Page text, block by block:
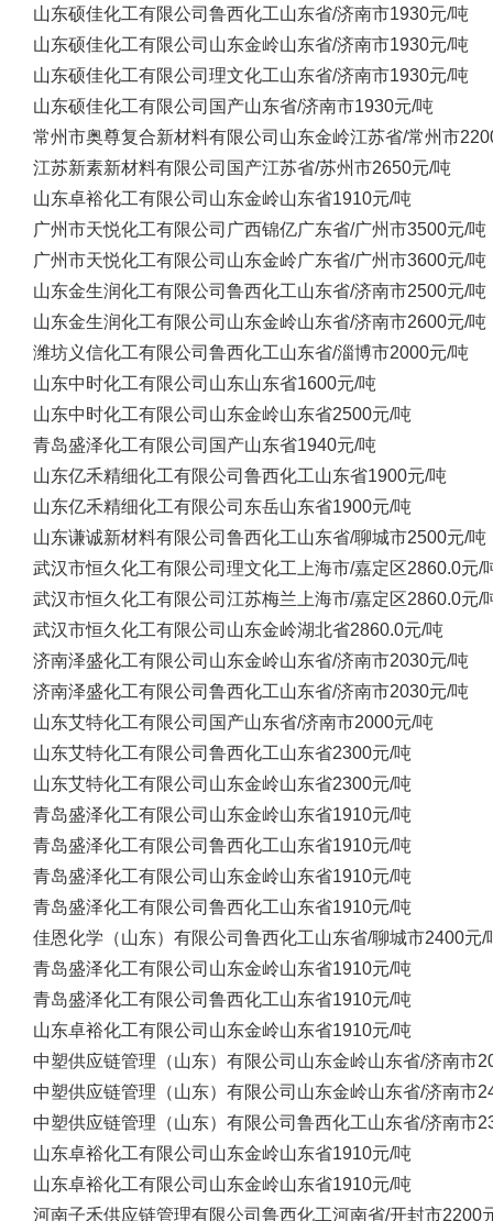
山东硕佳化工有限公司 鲁西化工山东省/济南市1930元/吨
山东硕佳化工有限公司 山东金岭山东省/济南市1930元/吨
山东硕佳化工有限公司 理文化工山东省/济南市1930元/吨
山东硕佳化工有限公司 国产山东省/济南市1930元/吨
常州市奥尊复合新材料有限公司 山东金岭江苏省/常州市
江苏新素新材料有限公司 国产江苏省/苏州市2650元/吨
山东卓裕化工有限公司 山东金岭山东省1910元/吨
广州市天悦化工有限公司 广西锦亿广东省/广州市3500元/吨
广州市天悦化工有限公司 山东金岭广东省/广州市3600元/吨
山东金生润化工有限公司 鲁西化工山东省/济南市2500元/吨
山东金生润化工有限公司 山东金岭山东省/济南市2600元/吨
潍坊义信化工有限公司 鲁西化工山东省/淄博市2000元/吨
山东中时化工有限公司 山东山东省1600元/吨
山东中时化工有限公司 山东金岭山东省2500元/吨
青岛盛泽化工有限公司 国产山东省1940元/吨
山东亿禾精细化工有限公司 鲁西化工山东省1900元/吨
山东亿禾精细化工有限公司 东岳山东省1900元/吨
山东谦诚新材料有限公司 鲁西化工山东省/聊城市2500元/吨
武汉市恒久化工有限公司 理文化工 上海市/嘉定区2860.0元/
武汉市恒久化工有限公司 江苏梅兰 上海市/嘉定区2860.0元/
武汉市恒久化工有限公司 山东金岭湖北省2860.0元/吨
济南泽盛化工有限公司 山东金岭山东省/济南市2030元/吨
济南泽盛化工有限公司 鲁西化工山东省/济南市2030元/吨
山东艾特化工有限公司 国产山东省/济南市2000元/吨
山东艾特化工有限公司 鲁西化工山东省2300元/吨
山东艾特化工有限公司 山东金岭山东省2300元/吨
青岛盛泽化工有限公司 山东金岭山东省1910元/吨
青岛盛泽化工有限公司 鲁西化工山东省1910元/吨
青岛盛泽化工有限公司 山东金岭山东省1910元/吨
青岛盛泽化工有限公司 鲁西化工山东省1910元/吨
佳恩化学（山东）有限公司 鲁西化工山东省/聊城市2400元/
青岛盛泽化工有限公司 山东金岭山东省1910元/吨
青岛盛泽化工有限公司 鲁西化工山东省1910元/吨
山东卓裕化工有限公司 山东金岭山东省1910元/吨
中塑供应链管理（山东）有限公司 山东金岭山东省/济南市
中塑供应链管理（山东）有限公司 山东金岭山东省/济南市
中塑供应链管理（山东）有限公司 鲁西化工山东省/济南市
山东卓裕化工有限公司 山东金岭山东省1910元/吨
山东卓裕化工有限公司 山东金岭山东省1910元/吨
河南子禾供应链管理有限公司 鲁西化工河南省/开封市2200